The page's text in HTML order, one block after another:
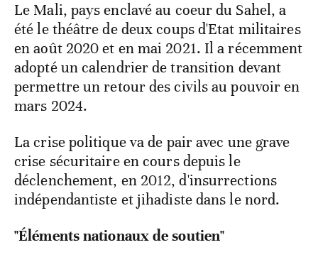
Le Mali, pays enclavé au coeur du Sahel, a
été le théâtre de deux coups d'Etat militaires
en août 2020 et en mai 2021. Il a récemment
adopté un calendrier de transition devant
permettre un retour des civils au pouvoir en
mars 2024.
La crise politique va de pair avec une grave
crise sécuritaire en cours depuis le
déclenchement, en 2012, d'insurrections
indépendantiste et jihadiste dans le nord.
"Éléments nationaux de soutien"